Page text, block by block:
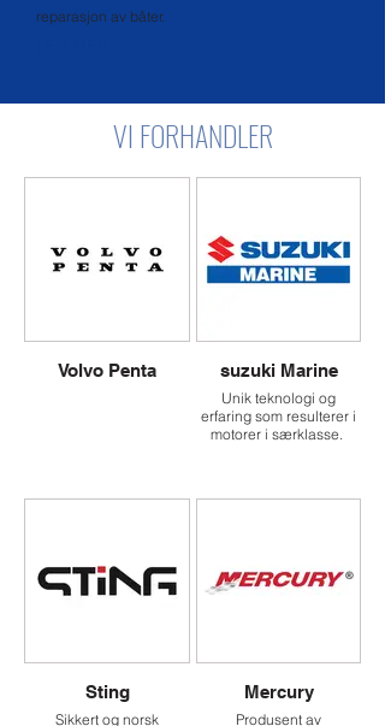
reparasjon av båter.
VI FORHANDLER
Volvo Penta suzuki Marine
Unik teknologi og
erfaring som resulterer i
motorer i særklasse.
Sting
Sikkert og norsk
Mercury
Produsent av